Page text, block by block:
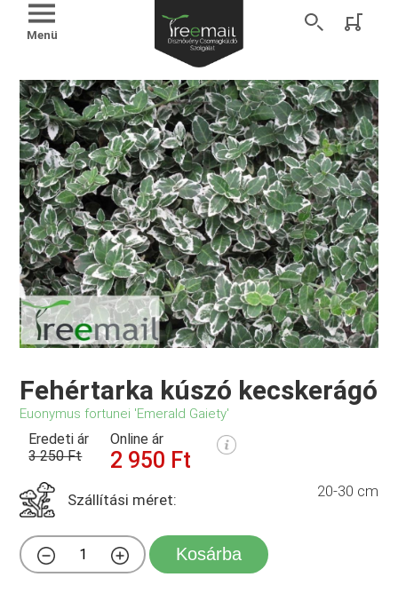
Menü
Fehértarka kúszó kecskerágó
Euonymus fortunei 'Emerald Gaiety'
Eredeti ár
3 250 Ft
Online ár
2 950 Ft
Szállítási méret: 20-30 cm
Kosárba